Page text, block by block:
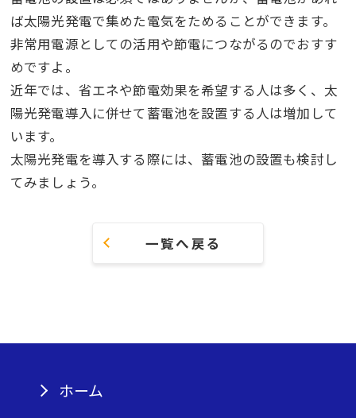
ば太陽光発電で集めた電気をためることができます。
非常用電源としての活用や節電につながるのでおすす
めですよ。
近年では、省エネや節電効果を希望する人は多く、太
陽光発電導入に併せて蓄電池を設置する人は増加して
います。
太陽光発電を導入する際には、蓄電池の設置も検討し
てみましょう。
一覧へ戻る
ホーム